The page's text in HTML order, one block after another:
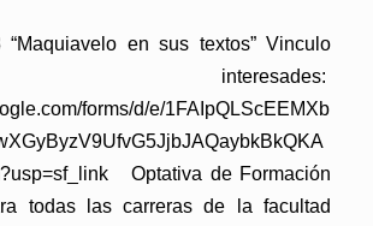
“Maquiavelo en sus textos” Vinculo
interesades:
forms/d/e/1FAIpQLScEEMXb
Optativa de Formación
todas las carreras de la facultad